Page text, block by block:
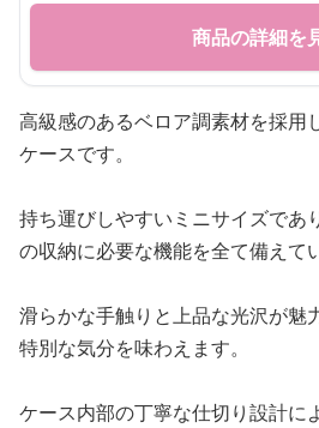
商品の詳細を
高級感のあるベロア調素材を採用
ケースです。
持ち運びしやすいミニサイズであ
の収納に必要な機能を全て備えて
滑らかな手触りと上品な光沢が魅
特別な気分を味わえます。
ケース内部の丁寧な仕切り設計に